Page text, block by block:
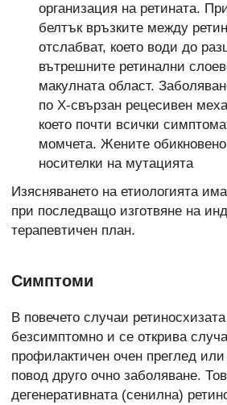
организация на ретината.
белтък връзките между
отслабват, което води до
вътрешните ретинални
макулната област.
по Х-свързан рецесивен
което почти всички
момчета. Жените
носителки на мутацията
Изясняването на етиологията
при последващо изготвяне на
терапевтичен план.
Симптоми
В повечето случаи
безсимптомно и се открива
профилактичен очен преглед
повод друго очно заболяване.
дегенеративната (сенилна)